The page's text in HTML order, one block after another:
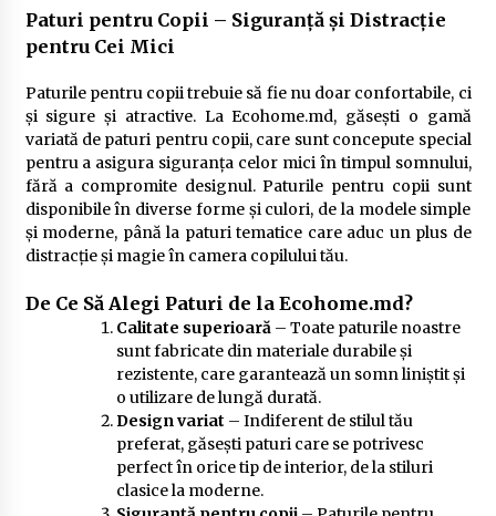
Paturi pentru Copii – Siguranță și Distracție
pentru Cei Mici
Paturile pentru copii trebuie să fie nu doar confortabile, ci
și sigure și atractive. La Ecohome.md, găsești o gamă
variată de paturi pentru copii, care sunt concepute special
pentru a asigura siguranța celor mici în timpul somnului,
fără a compromite designul. Paturile pentru copii sunt
disponibile în diverse forme și culori, de la modele simple
și moderne, până la paturi tematice care aduc un plus de
distracție și magie în camera copilului tău.
De Ce Să Alegi Paturi de la Ecohome.md?
Calitate superioară– Toate paturile noastre
sunt fabricate din materiale durabile și
rezistente, care garantează un somn liniștit și
o utilizare de lungă durată.
Design variat – Indiferent de stilul tău
preferat, găsești paturi care se potrivesc
perfect în orice tip de interior, de la stiluri
clasice la moderne.